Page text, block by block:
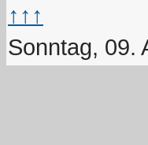
↑↑↑
Sonntag, 09.